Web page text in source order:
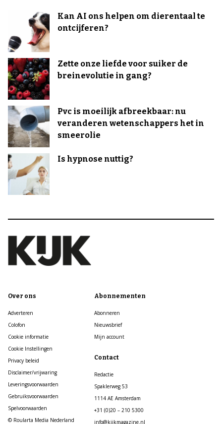
Kan AI ons helpen om dierentaal te
ontcijferen?
Zette onze liefde voor suiker de
breinevolutie in gang?
Pvc is moeilijk afbreekbaar: nu
veranderen wetenschappers het in
smeerolie
Is hypnose nuttig?
Over ons
Adverteren
Colofon
Cookie informatie
Cookie Instellingen
Privacy beleid
Disclaimer/vrijwaring
Leveringsvoorwaarden
Gebruiksvoorwaarden
Spelvoorwaarden
© Roularta Media Nederland
Abonnementen
Abonneren
Nieuwsbrief
Mijn account
Contact
Redactie
Spaklerweg 53
1114 AE Amsterdam
+31 (0)20 – 210 5300
info@kijkmagazine.nl